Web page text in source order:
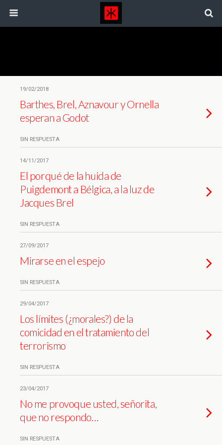
19/02/2018
Barthes, Brel, Aznavour y Ornella
esperan a Godot
SIN RESPUESTA
14/11/2017
El porqué de la huida de
Puigdemont a Bélgica, a la luz de
Jacques Brel
SIN RESPUESTA
27/09/2017
Mirarse en el espejo
SIN RESPUESTA
29/04/2017
Los límites (¿morales?) de la
comicidad en el tratamiento del
terrorismo
SIN RESPUESTA
23/04/2017
No me provoque usted, señorita,
que no respondo…
SIN RESPUESTA